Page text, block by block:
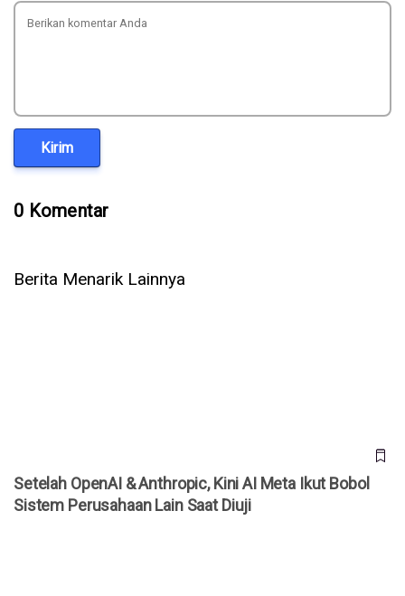
Kirim
0 Komentar
Berita Menarik Lainnya
Setelah OpenAI & Anthropic, Kini AI Meta Ikut Bobol
Sistem Perusahaan Lain Saat Diuji